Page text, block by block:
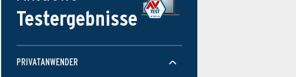
Testergebnisse
PRIVATANWENDER